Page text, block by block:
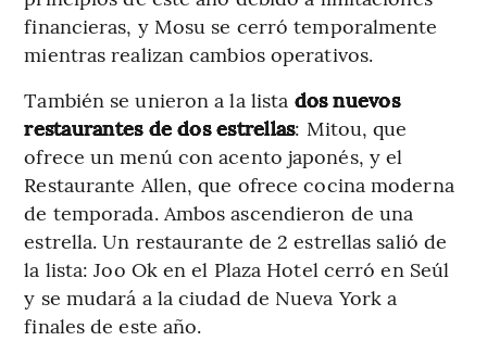
financieras, y Mosu se cerró temporalmente
mientras realizan cambios operativos.
También se unieron a la lista dos nuevos
restaurantes de dos estrellas: Mitou, que
ofrece un menú con acento japonés, y el
Restaurante Allen, que ofrece cocina moderna
de temporada. Ambos ascendieron de una
estrella. Un restaurante de 2 estrellas salió de
la lista: Joo Ok en el Plaza Hotel cerró en Seúl
y se mudará a la ciudad de Nueva York a
finales de este año.